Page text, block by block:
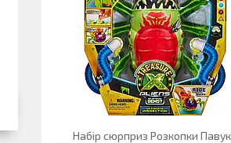
Набір сюрприз Розкопки